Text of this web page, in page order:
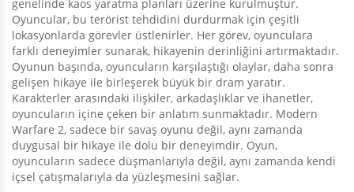
genelinde kaos yaratma planları üzerine kurulmuştur.
Oyuncular, bu terörist tehdidini durdurmak için çeşitli
lokasyonlarda görevler üstlenirler. Her görev, oyunculara
farklı deneyimler sunarak, hikayenin derinliğini artırmaktadır.
Oyunun başında, oyuncuların karşılaştığı olaylar, daha sonra
gelişen hikaye ile birleşerek büyük bir dram yaratır.
Karakterler arasındaki ilişkiler, arkadaşlıklar ve ihanetler,
oyuncuların içine çeken bir anlatım sunmaktadır. Modern
Warfare 2, sadece bir savaş oyunu değil, aynı zamanda
duygusal bir hikaye ile dolu bir deneyimdir. Oyun,
oyuncuların sadece düşmanlarıyla değil, aynı zamanda kendi
içsel çatışmalarıyla da yüzleşmesini sağlar.